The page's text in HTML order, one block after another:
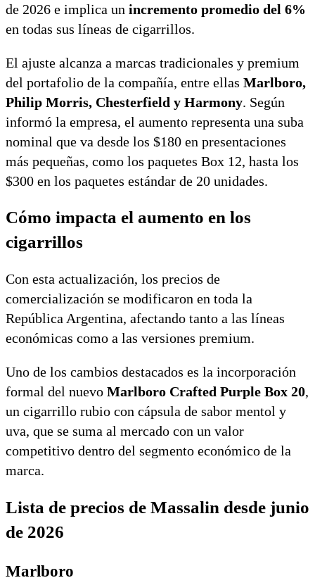
de 2026 e implica un incremento promedio del 6%
en todas sus líneas de cigarrillos.
El ajuste alcanza a marcas tradicionales y premium
del portafolio de la compañía, entre ellas Marlboro,
Philip Morris, Chesterfield y Harmony. Según
informó la empresa, el aumento representa una suba
nominal que va desde los $180 en presentaciones
más pequeñas, como los paquetes Box 12, hasta los
$300 en los paquetes estándar de 20 unidades.
Cómo impacta el aumento en los
cigarrillos
Con esta actualización, los precios de
comercialización se modificaron en toda la
República Argentina, afectando tanto a las líneas
económicas como a las versiones premium.
Uno de los cambios destacados es la incorporación
formal del nuevo Marlboro Crafted Purple Box 20,
un cigarrillo rubio con cápsula de sabor mentol y
uva, que se suma al mercado con un valor
competitivo dentro del segmento económico de la
marca.
Lista de precios de Massalin desde junio
de 2026
Marlboro